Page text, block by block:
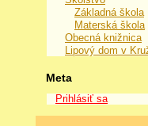
Základná škola
Materská škola
Obecná knižnica
Lipový dom v
Meta
Prihlásiť sa